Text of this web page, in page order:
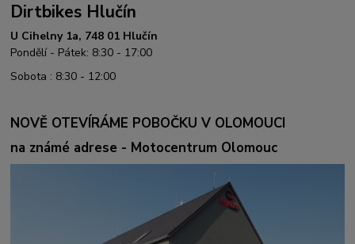
Dirtbikes Hlučín
U Cihelny 1a, 748 01 Hlučín
Pondělí - Pátek: 8:30 - 17:00
Sobota : 8:30 - 12:00
NOVĚ OTEVÍRÁME POBOČKU V OLOMOUCI
na známé adrese - Motocentrum Olomouc